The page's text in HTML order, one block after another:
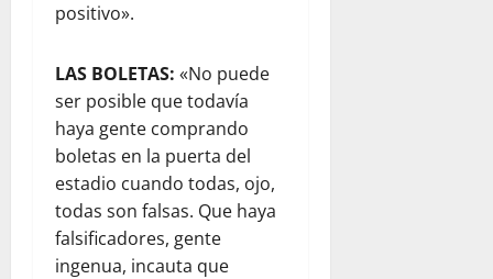
positivo».
LAS BOLETAS: «No puede
ser posible que todavía
haya gente comprando
boletas en la puerta del
estadio cuando todas, ojo,
todas son falsas. Que haya
falsificadores, gente
ingenua, incauta que